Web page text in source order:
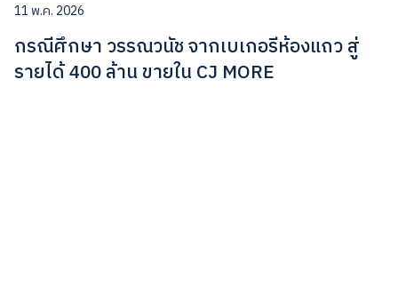
11 พ.ค. 2026
กรณีศึกษา วรรณวนัช จากเบเกอรีห้องแถว สู่
รายได้ 400 ล้าน ขายใน CJ MORE